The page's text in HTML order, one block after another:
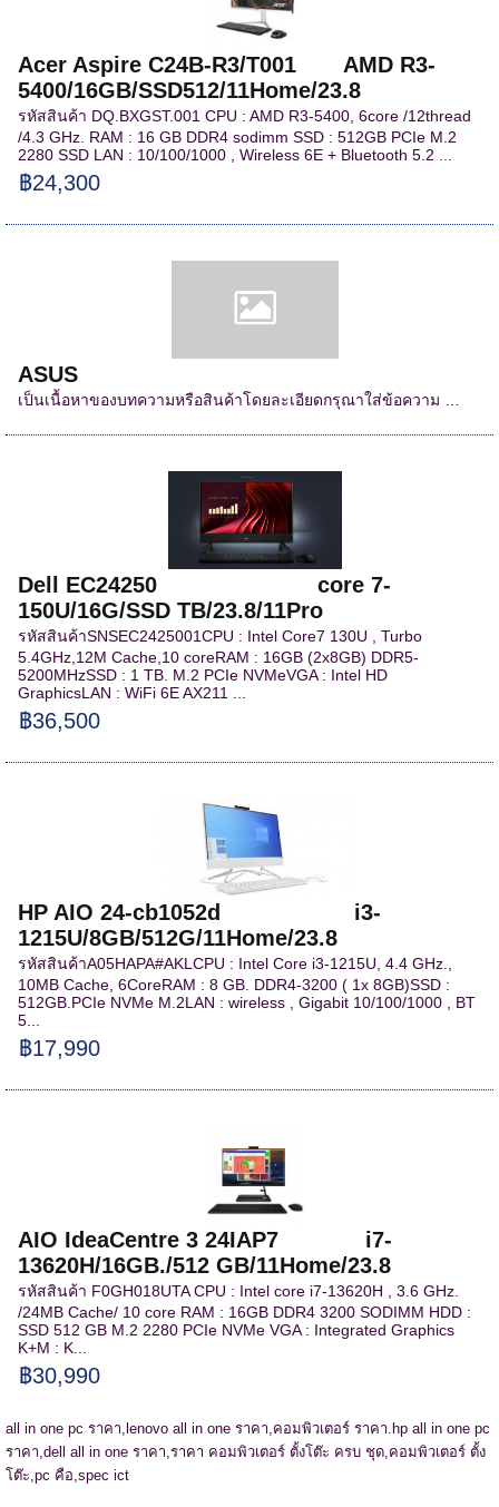
Acer Aspire C24B-R3/T001 AMD R3-
5400/16GB/SSD512/11Home/23.8
รหัสสินค้า DQ.BXGST.001 CPU : AMD R3-5400, 6core /12thread
/4.3 GHz. RAM : 16 GB DDR4 sodimm SSD : 512GB PCIe M.2
2280 SSD LAN : 10/100/1000 , Wireless 6E + Bluetooth 5.2 ...
฿24,300
ASUS
เป็นเนื้อหาของบทความหรือสินค้าโดยละเอียดกรุณาใส่ข้อความ …
Dell EC24250 core 7-
150U/16G/SSD TB/23.8/11Pro
รหัสสินค้าSNSEC2425001CPU : Intel Core7 130U , Turbo
5.4GHz,12M Cache,10 coreRAM : 16GB (2x8GB) DDR5-
5200MHzSSD : 1 TB. M.2 PCIe NVMeVGA : Intel HD
GraphicsLAN : WiFi 6E AX211 ...
฿36,500
HP AIO 24-cb1052d i3-
1215U/8GB/512G/11Home/23.8
รหัสสินค้าA05HAPA#AKLCPU : Intel Core i3-1215U, 4.4 GHz.,
10MB Cache, 6CoreRAM : 8 GB. DDR4-3200 ( 1x 8GB)SSD :
512GB.PCIe NVMe M.2LAN : wireless , Gigabit 10/100/1000 , BT
5...
฿17,990
AIO IdeaCentre 3 24IAP7 i7-
13620H/16GB./512 GB/11Home/23.8
รหัสสินค้า F0GH018UTA CPU : Intel core i7-13620H , 3.6 GHz.
/24MB Cache/ 10 core RAM : 16GB DDR4 3200 SODIMM HDD :
SSD 512 GB M.2 2280 PCIe NVMe VGA : Integrated Graphics
K+M : K...
฿30,990
all in one pc ราคา, lenovo all in one ราคา,คอมพิวเตอร์ ราคา. hp all in one pc
ราคา,dell all in one ราคา,ราคา คอมพิวเตอร์ ตั้งโต๊ะ ครบ ชุด,คอมพิวเตอร์ ตั้ง
โต๊ะ,pc คือ,spec ict